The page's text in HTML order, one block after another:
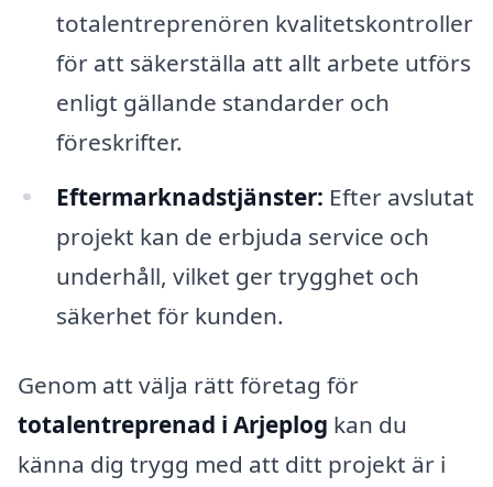
totalentreprenören kvalitetskontroller
för att säkerställa att allt arbete utförs
enligt gällande standarder och
föreskrifter.
Eftermarknadstjänster: Efter avslutat
projekt kan de erbjuda service och
underhåll, vilket ger trygghet och
säkerhet för kunden.
Genom att välja rätt företag för
totalentreprenad i Arjeplog kan du
känna dig trygg med att ditt projekt är i